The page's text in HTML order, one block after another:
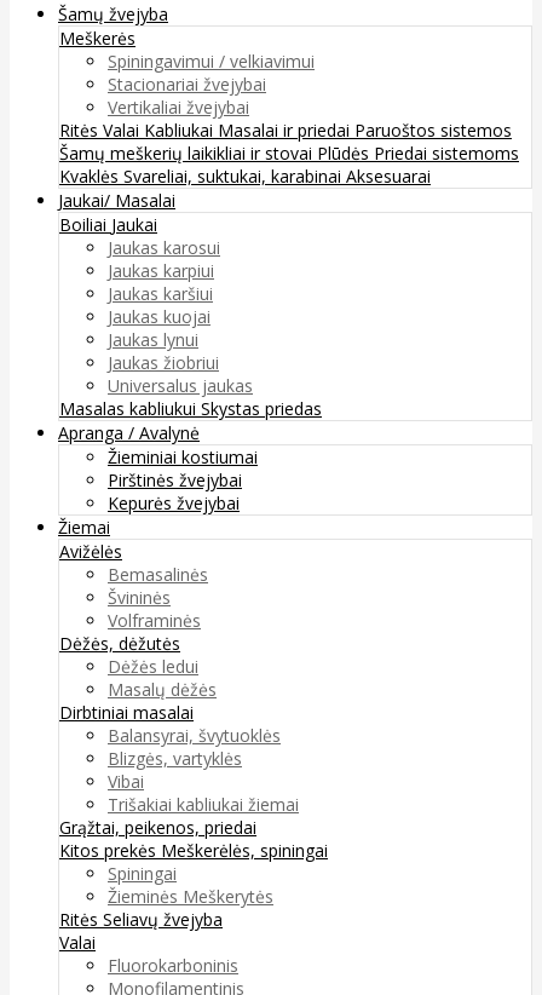
Šamų žvejyba
Meškerės
Spiningavimui / velkiavimui
Stacionariai žvejybai
Vertikaliai žvejybai
Ritės Valai Kabliukai Masalai ir priedai Paruoštos sistemos
Šamų meškerių laikikliai ir stovai Plūdės Priedai sistemoms
Kvaklės Svareliai, suktukai, karabinai Aksesuarai
Jaukai/ Masalai
Boiliai Jaukai
Jaukas karosui
Jaukas karpiui
Jaukas karšiui
Jaukas kuojai
Jaukas lynui
Jaukas žiobriui
Universalus jaukas
Masalas kabliukui Skystas priedas
Apranga / Avalynė
Žieminiai kostiumai
Pirštinės žvejybai
Kepurės žvejybai
Žiemai
Avižėlės
Bemasalinės
Švininės
Volframinės
Dėžės, dėžutės
Dėžės ledui
Masalų dėžės
Dirbtiniai masalai
Balansyrai, švytuoklės
Blizgės, vartyklės
Vibai
Trišakiai kabliukai žiemai
Grąžtai, peikenos, priedai
Kitos prekės Meškerėlės, spiningai
Spiningai
Žieminės Meškerytės
Ritės Seliavų žvejyba
Valai
Fluorokarboninis
Monofilamentinis